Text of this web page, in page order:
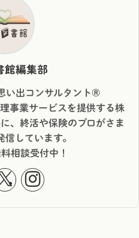
館編集部
い出コンサルタント®︎
事業サービスを提供する株
、終活や保険のプロがさま
しています。
相談受付中！